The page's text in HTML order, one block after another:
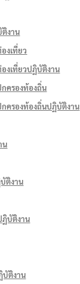
ติงาน
งเที่ยว
องเที่ยวปฏิบัติงาน
กครองท้องถิ่น
กครองท้องถิ่นปฏิบัติงาน
น
ติงาน
ฏิบัติงาน
บัติงาน